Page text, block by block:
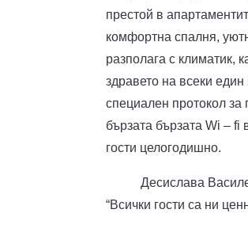
престой в
комфортна спалня,
разполага с климатик,
здравето на всеки
специален протокол
бързата бързата Wi –
гости целогодишно.
Десислава
“Всички гости са ни